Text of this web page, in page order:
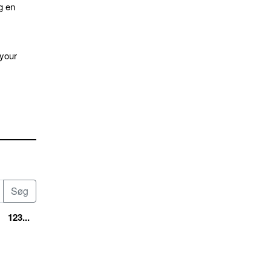
en
123...